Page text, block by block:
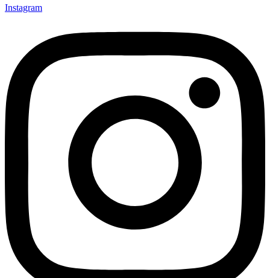
Instagram